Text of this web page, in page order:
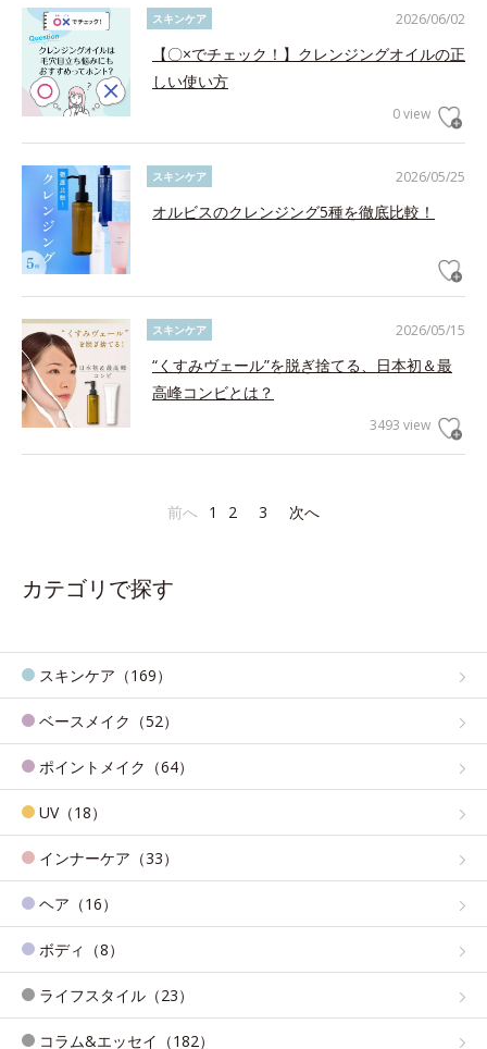
2026/06/02
スキンケア
【〇×でチェック！】クレンジングオイルの正
しい使い方
0 view
2026/05/25
スキンケア
オルビスのクレンジング5種を徹底比較！
2026/05/15
スキンケア
“くすみヴェール”を脱ぎ捨てる、日本初＆最
高峰コンビとは？
3493 view
前へ 1 2 3 次へ
カテゴリで探す
スキンケア（169）
ベースメイク（52）
ポイントメイク（64）
UV（18）
インナーケア（33）
ヘア（16）
ボディ（8）
ライフスタイル（23）
コラム&エッセイ（182）